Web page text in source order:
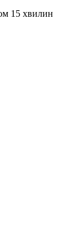
15 хвилин